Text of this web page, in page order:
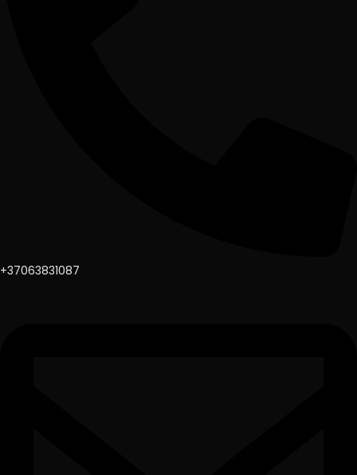
+37063831087